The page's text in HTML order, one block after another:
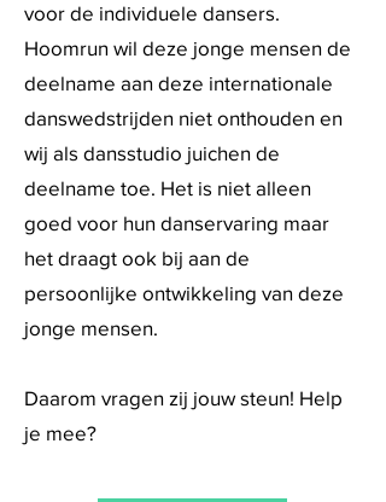
voor de individuele dansers.
Hoomrun wil deze jonge mensen de
deelname aan deze internationale
danswedstrijden niet onthouden en
wij als dansstudio juichen de
deelname toe. Het is niet alleen
goed voor hun danservaring maar
het draagt ook bij aan de
persoonlijke ontwikkeling van deze
jonge mensen.
Daarom vragen zij jouw steun! Help
je mee?